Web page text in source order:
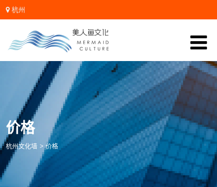
杭州
微信:zhanglidali
价格
杭州文化墙 >价格